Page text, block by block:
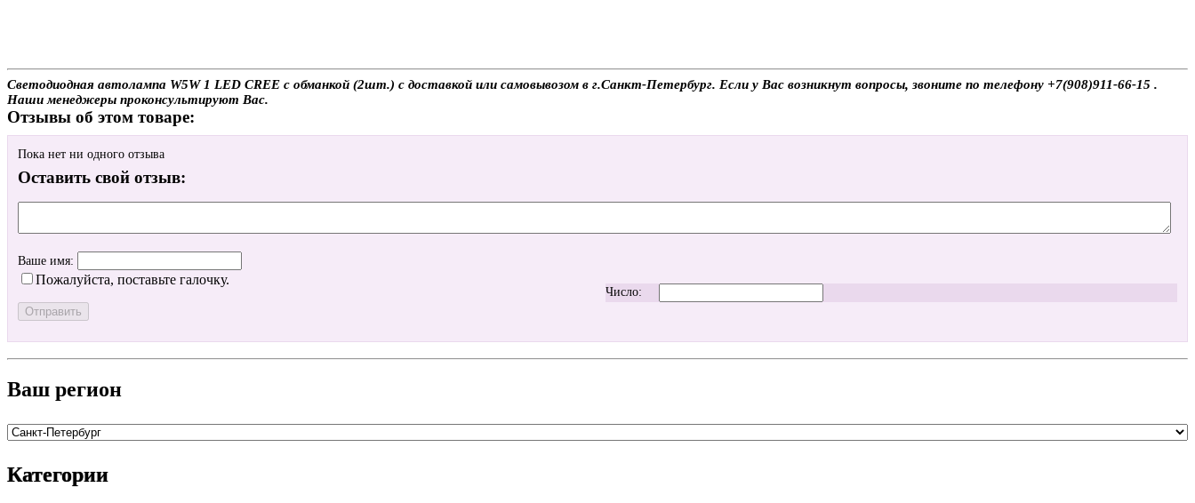
Светодиодная автолампа W5W 1 LED CREE с обманкой (2шт.) с доставкой или самовывозом в г.Санкт-Петербург. Если у Вас возникнут вопросы, звоните по телефону +7(908)911-66-15 .
Наши менеджеры проконсультируют Вас.
Отзывы об этом товаре:
Пока нет ни одного отзыва
Оставить свой отзыв:
Ваше имя:
Пожалуйста, поставьте галочку.
Число:
Ваш регион
Категории